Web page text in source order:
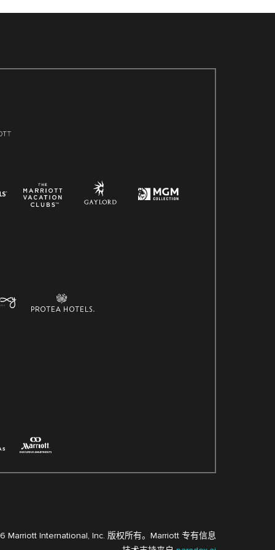
Marriott International, Inc. 版权所有。Marriott 专有信息